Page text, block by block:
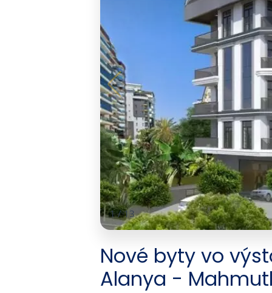
1/13
Nové byty vo
Alanya -